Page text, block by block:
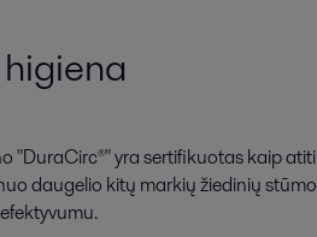
"DuraCirc®" yra sertifikuotas kaip
daugelio kitų markių žiedinių